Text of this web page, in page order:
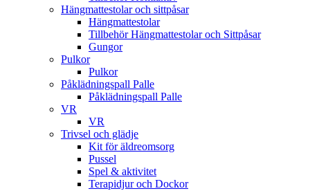
Hängmattestolar och sittpåsar
Hängmattestolar
Tillbehör Hängmattestolar och Sittpåsar
Gungor
Pulkor
Pulkor
Påklädningspall Palle
Påklädningspall Palle
VR
VR
Trivsel och glädje
Kit för äldreomsorg
Pussel
Spel & aktivitet
Terapidjur och Dockor